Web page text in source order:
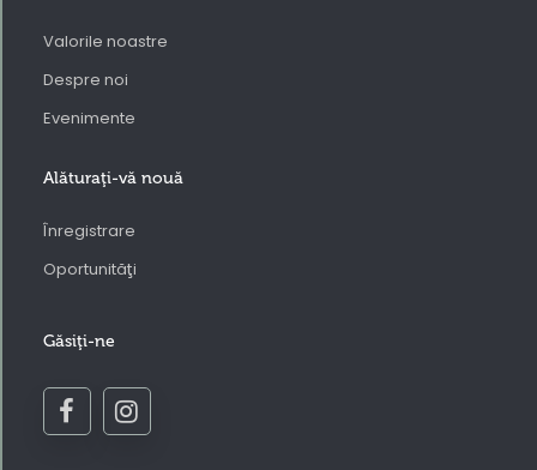
Valorile noastre
Despre noi
Evenimente
Alăturaţi-vă nouă
Înregistrare
Oportunităţi
Găsiţi-ne